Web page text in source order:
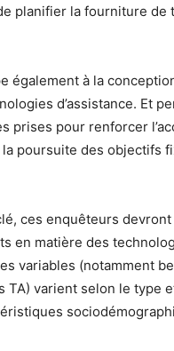
planifier la fourniture de
également à la
d’assistance. Et
prises pour renforcer
poursuite des objectifs
ces enquêteurs
en matière des
variables (notamment
TA) varient selon le type